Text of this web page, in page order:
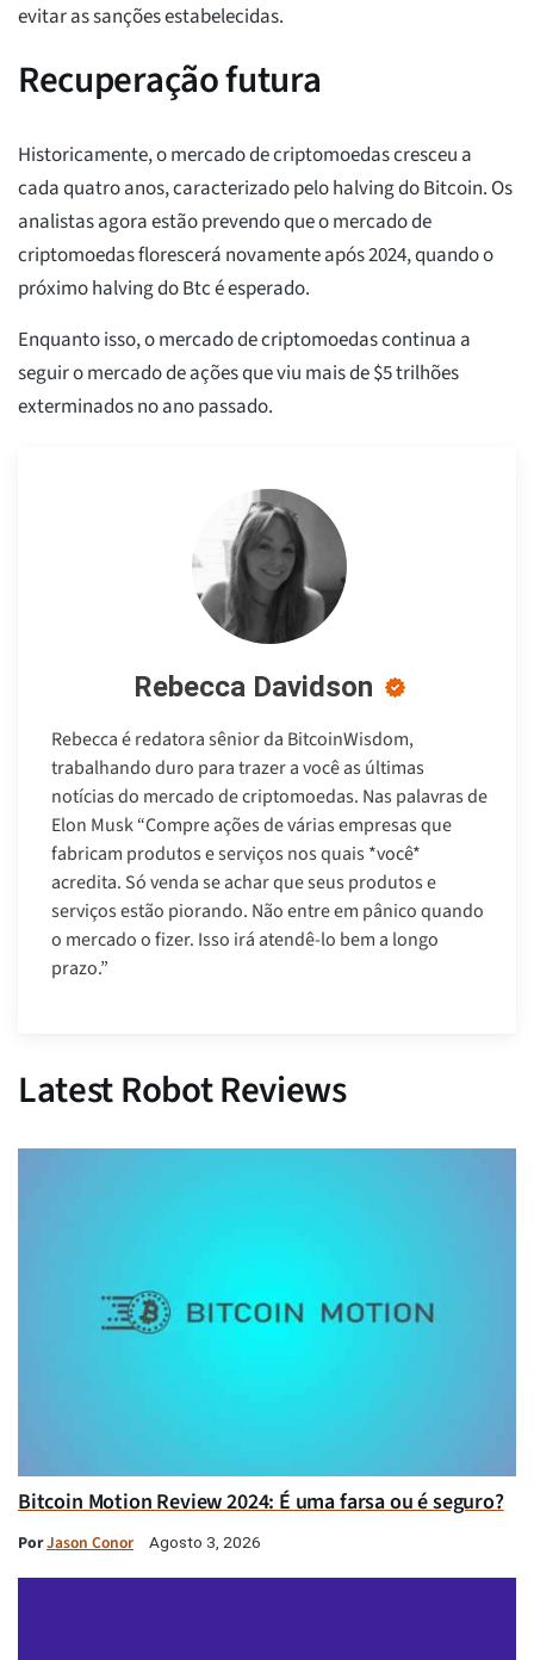
evitar as sanções estabelecidas.
Recuperação futura
Historicamente, o mercado de criptomoedas cresceu a
cada quatro anos, caracterizado pelo halving do Bitcoin. Os
analistas agora estão prevendo que o mercado de
criptomoedas florescerá novamente após 2024, quando o
próximo halving do Btc é esperado.
Enquanto isso, o mercado de criptomoedas continua a
seguir o mercado de ações que viu mais de $5 trilhões
exterminados no ano passado.
Rebecca Davidson
Rebecca é redatora sênior da BitcoinWisdom,
trabalhando duro para trazer a você as últimas
notícias do mercado de criptomoedas. Nas palavras de
Elon Musk “Compre ações de várias empresas que
fabricam produtos e serviços nos quais *você*
acredita. Só venda se achar que seus produtos e
serviços estão piorando. Não entre em pânico quando
o mercado o fizer. Isso irá atendê-lo bem a longo
prazo.”
Latest Robot Reviews
Bitcoin Motion Review 2024: É uma farsa ou é seguro?
PorJason Conor Agosto 3, 2026